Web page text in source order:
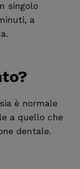
singolo
a
è normale
a quello che
dentale.